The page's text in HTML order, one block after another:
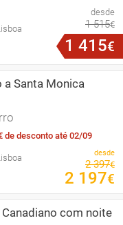
desde
1 515€
1 415€
a Santa Monica
de desconto até 02/09
desde
2 397€
2 197€
com noite